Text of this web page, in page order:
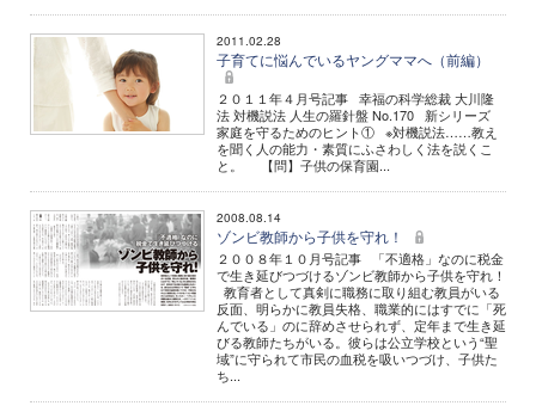
2011.02.28
子育てに悩んでいるヤングママへ（前編）
２０１１年４月号記事 幸福の科学総裁 大川隆
法 対機説法 人生の羅針盤 No.170 新シリーズ
家庭を守るためのヒント① ※対機説法……教え
を聞く人の能力・素質にふさわしく法を説くこ
と。 【問】子供の保育園...
2008.08.14
ゾンビ教師から子供を守れ！
２００８年１０月号記事 「不適格」なのに税金
で生き延びつづけるゾンビ教師から子供を守れ！
教育者として真剣に職務に取り組む教員がいる
反面、明らかに教員失格、職業的にはすでに「死
んでいる」のに辞めさせられず、定年まで生き延
びる教師たちがいる。彼らは公立学校という“聖
域”に守られて市民の血税を吸いつづけ、子供た
ち...